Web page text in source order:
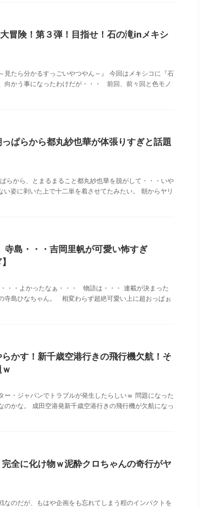
冒険！第３弾！目指せ！石の滝inメキシ
見たら分かるすっごいやつやん～』 今回はメキシコに『石
向かう事になったわけだが・・・ 前回、前々回と色モノ
っぱらから都丸紗也華が体張りすぎと話題
らから、とまるまること都丸紗也華を脱がして・・・いや
姿に剥いた上で十二単を着させてたみたい。 朝からヤリ
寺島・・・吉岡里帆が可愛い怖すぎ
・・よかったなぁ・・・ 物語は・・・ 連載が決まった
寺島ひなちゃん。 相変わらず超絶可愛い上に超おっぱぉ
らかす！新千歳空港行きの飛行機欠航！そ
ー・ジャパンでトラブルが発生したらしいｗ 問題になった
のかな。 成田空港発新千歳空港行きの飛行機が欠航になっ
完全に化け物ｗ泥酔クロちゃんの奇行がヤ
なのだが、もはや企画をも忘れてしまう程のインパクトを